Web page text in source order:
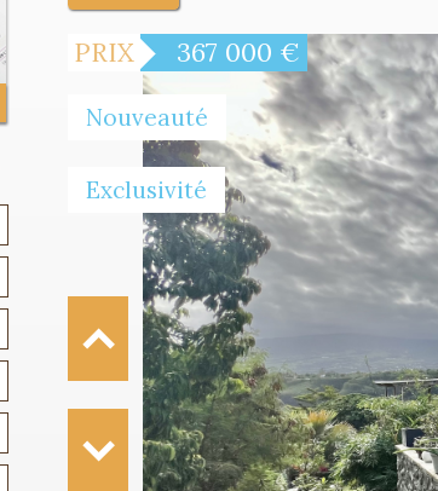
PRIX 367 000 €
Exclusivité
Nouveauté